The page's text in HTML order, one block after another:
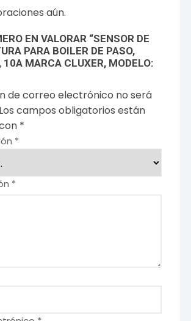
aún.
EN VALORAR “SENSOR DE
PARA BOILER DE PASO,
10A MARCA CLUXER, MODELO:
de correo electrónico no será
Los campos obligatorios están
*
*
*